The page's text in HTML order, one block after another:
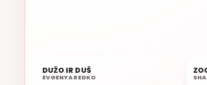
07:25
DUŽO IR DUŠ
EVGENYA REDKO